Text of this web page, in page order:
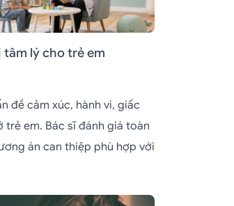
tâm lý cho trẻ em
đề cảm xúc, hành vi, giấc
trẻ em. Bác sĩ đánh giá toàn
án can thiệp phù hợp với